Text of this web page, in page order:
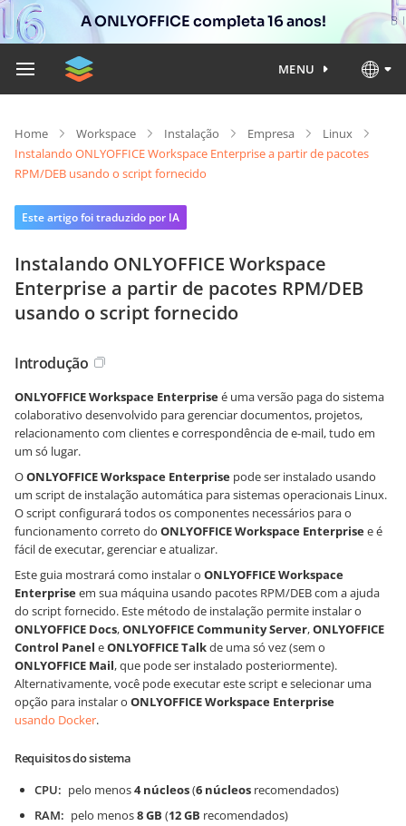
A ONLYOFFICE completa 16 anos!
MENU
Home Workspace Instalação Empresa
Linux
Instalando ONLYOFFICE Workspace Enterprise a partir de pacotes
RPM/DEB usando o script fornecido
Este artigo foi traduzido por IA
Instalando ONLYOFFICE Workspace
Enterprise a partir de pacotes RPM/DEB
usando o script fornecido
Introdução
ONLYOFFICE Workspace Enterpriseé uma versão paga do sistema
colaborativo desenvolvido para gerenciar documentos, projetos,
relacionamento com clientes e correspondência de e-mail, tudo em
um só lugar.
OONLYOFFICE Workspace Enterprise pode ser instalado usando
um script de instalação automática para sistemas operacionais Linux.
O script configurará todos os componentes necessários para o
funcionamento correto do ONLYOFFICE Workspace Enterprisee é
fácil de executar, gerenciar e atualizar.
Este guia mostrará como instalar o ONLYOFFICE Workspace
Enterpriseem sua máquina usando pacotes RPM/DEB com a ajuda
do script fornecido. Este método de instalação permite instalar o
ONLYOFFICE Docs,ONLYOFFICE Community Server,ONLYOFFICE
Control Panel eONLYOFFICE Talkde uma só vez (sem o
ONLYOFFICE Mail, que pode ser instalado posteriormente).
Alternativamente, você pode executar este script e selecionar uma
opção para instalar o ONLYOFFICE Workspace Enterprise
usando Docker.
Requisitos do sistema
CPU
pelo menos4 núcleos(6 núcleos recomendados)
RAM
pelo menos8 GB (12 GB recomendados)